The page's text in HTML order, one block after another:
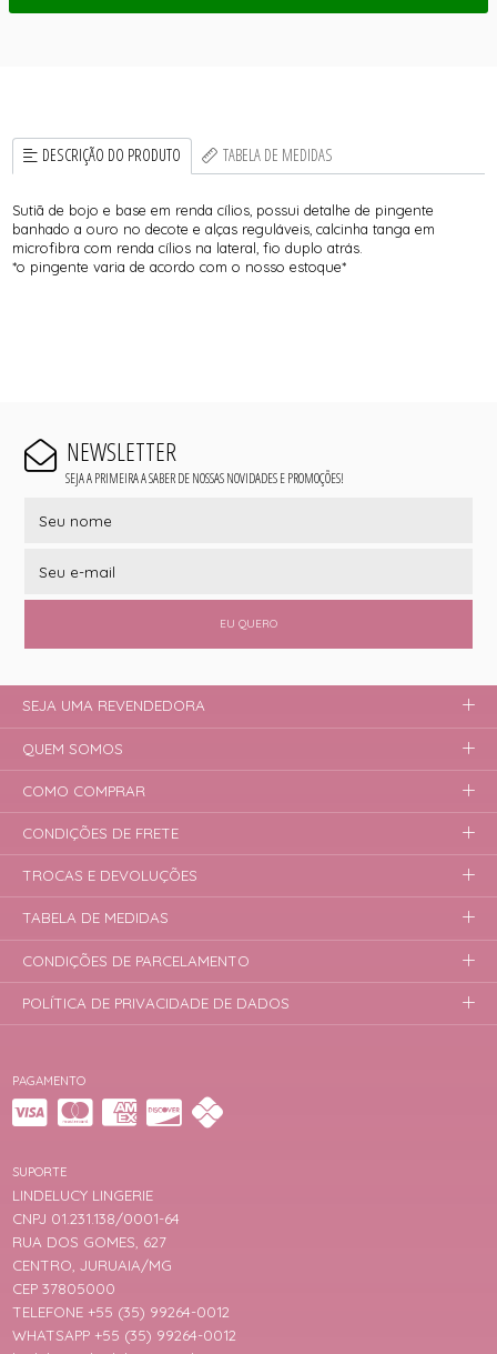
DESCRIÇÃO DO PRODUTO TABELA DE MEDIDAS
Sutiã de bojo e base em renda cílios, possui detalhe de pingente
banhado a ouro no decote e alças reguláveis, calcinha tanga em
microfibra com renda cílios na lateral, fio duplo atrás.
*o pingente varia de acordo com o nosso estoque*
NEWSLETTER
SEJA A PRIMEIRA A SABER DE NOSSAS NOVIDADES E PROMOÇÕES!
EU QUERO
PAGAMENTO
SUPORTE
LINDELUCY LINGERIE
CNPJ 01.231.138/0001-64
RUA DOS GOMES, 627
CENTRO, JURUAIA/MG
CEP 37805000
TELEFONE +55 (35) 99264-0012
WHATSAPP +55 (35) 99264-0012
SEJA UMA REVENDEDORA
QUEM SOMOS
COMO COMPRAR
CONDIÇÕES DE FRETE
TROCAS E DEVOLUÇÕES
TABELA DE MEDIDAS
CONDIÇÕES DE PARCELAMENTO
POLÍTICA DE PRIVACIDADE DE DADOS